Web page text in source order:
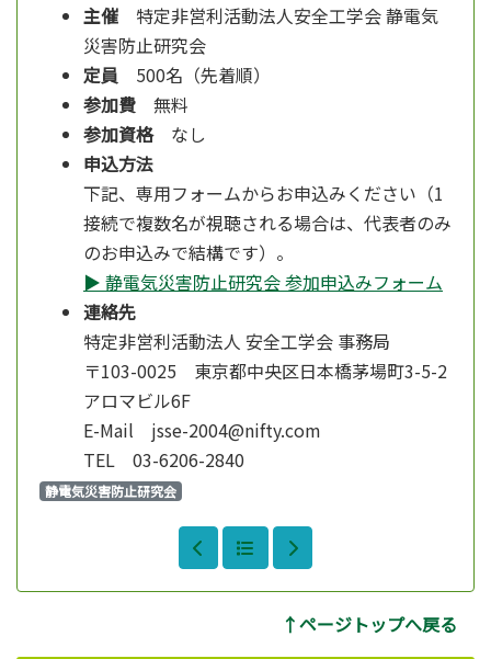
主催 特定非営利活動法人安全工学会 静電気
災害防止研究会
定員 500名（先着順）
参加費 無料
参加資格 なし
申込方法
下記、専用フォームからお申込みください（1
接続で複数名が視聴される場合は、代表者のみ
のお申込みで結構です）。
▶ 静電気災害防止研究会 参加申込みフォーム
連絡先
特定非営利活動法人 安全工学会 事務局
〒103-0025 東京都中央区日本橋茅場町3-5-2
アロマビル6F
E-Mail jsse-2004@nifty.com
TEL 03-6206-2840
静電気災害防止研究会
↑ページトップへ戻る